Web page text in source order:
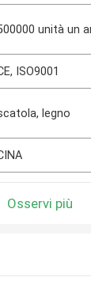
unità un
ISO9001
legno
Osservi più